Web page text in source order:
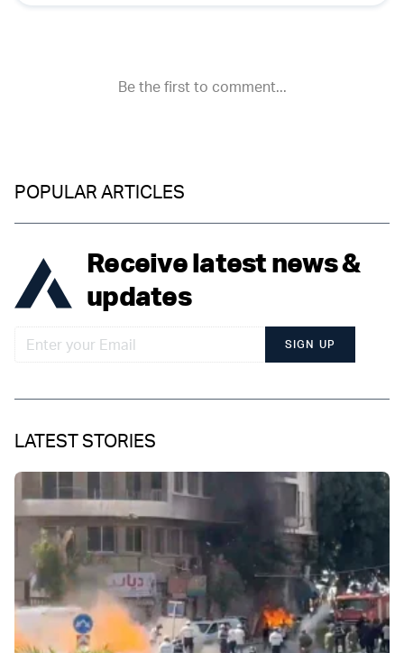
POPULAR ARTICLES
Receive latest news &
updates
SIGN UP
LATEST STORIES